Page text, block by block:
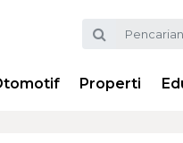
Properti